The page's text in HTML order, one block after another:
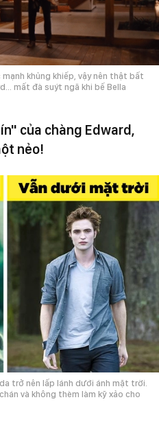
khủng khiếp, vậy nên thật bất
mất đà suýt ngã khi bế Bella
của chàng Edward,
nẻo!
trở nên lấp lánh dưới ánh mặt trời.
và không thèm làm kỹ xảo cho